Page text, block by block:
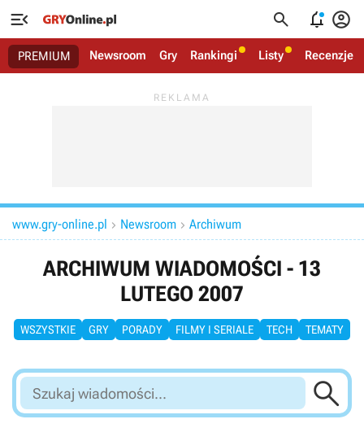
   
PREMIUM Newsroom Gry Rankingi Listy Recenzje
www.gry-online.pl  Newsroom  Archiwum
ARCHIWUM WIADOMOŚCI - 13
LUTEGO 2007
WSZYSTKIE GRY PORADY FILMY I SERIALE TECH TEMATY
Szukaj
wiadomości...
